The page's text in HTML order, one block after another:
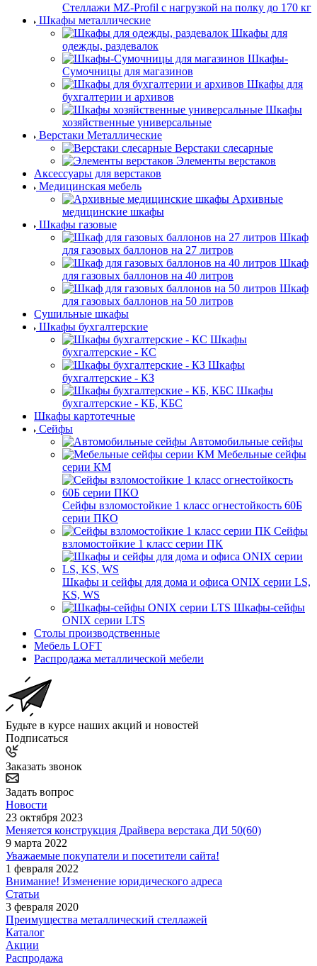
Стеллажи MZ-Profil с нагрузкой на полку до 170 кг
Шкафы металлические
Шкафы для
одежды, раздевалок
Шкафы-
Сумочницы для магазинов
Шкафы для
бухгалтерии и архивов
Шкафы
хозяйственные универсальные
Верстаки Металлические
Верстаки слесарные
Элементы верстаков
Аксессуары для верстаков
Медицинская мебель
Архивные
медицинские шкафы
Шкафы газовые
Шкаф
для газовых баллонов на 27 литров
Шкаф
для газовых баллонов на 40 литров
Шкаф
для газовых баллонов на 50 литров
Сушильные шкафы
Шкафы бухгалтерские
Шкафы
бухгалтерские - КС
Шкафы
бухгалтерские - КЗ
Шкафы
бухгалтерские - КБ, КБС
Шкафы картотечные
Сейфы
Автомобильные сейфы
Мебельные сейфы
серии КМ
Сейфы взломостойкие 1 класс огнестойкость 60Б
серии ПКО
Сейфы
взломостойкие 1 класс серии ПК
Шкафы и сейфы для дома и офиса ONIX серии LS,
KS, WS
Шкафы-сейфы
ONIX серии LTS
Столы производственные
Мебель LOFT
Распродажа металлической мебели
Будьте в курсе наших акций и новостей
Подписаться
Заказать звонок
Задать вопрос
Новости
23 октября 2023
Меняется конструкция Драйвера верстака ДИ 50(60)
9 марта 2022
Уважаемые покупатели и посетители сайта!
1 февраля 2022
Внимание! Изменение юридического адреса
Статьи
3 февраля 2020
Преимущества металлический стеллажей
Каталог
Акции
Распродажа